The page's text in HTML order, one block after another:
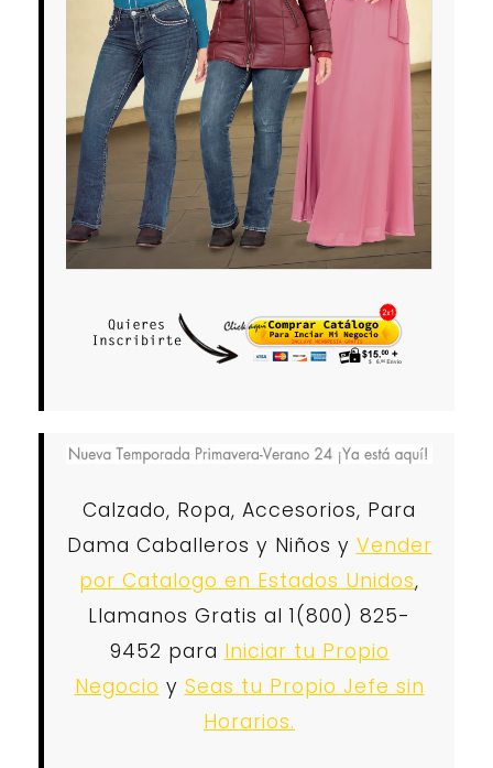
Calzado, Ropa, Accesorios, Para
Dama Caballeros y Niños y Vender
por Catalogo en Estados Unidos,
Llamanos Gratis al 1(800) 825-
9452 para Iniciar tu Propio
Negocio y Seas tu Propio Jefe sin
Horarios.